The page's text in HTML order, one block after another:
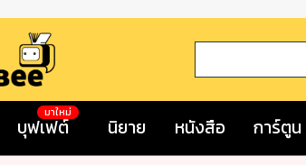
บุฟเฟต์
มาใหม่
นิยาย หนังสือ การ์ตูน